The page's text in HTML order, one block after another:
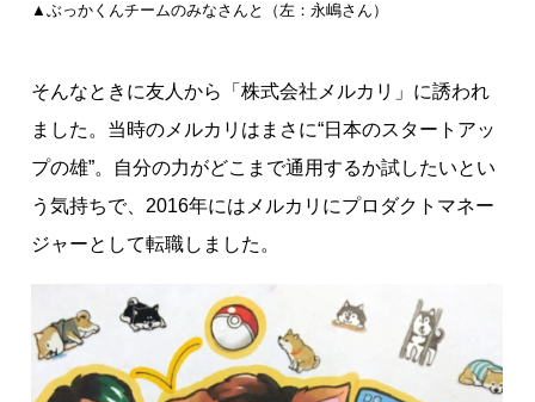
▲ぶっかくんチームのみなさんと（左：永嶋さん）
そんなときに友人から「株式会社メルカリ」に誘われ
ました。当時のメルカリはまさに“日本のスタートアッ
プの雄”。自分の力がどこまで通用するか試したいとい
う気持ちで、2016年にはメルカリにプロダクトマネー
ジャーとして転職しました。